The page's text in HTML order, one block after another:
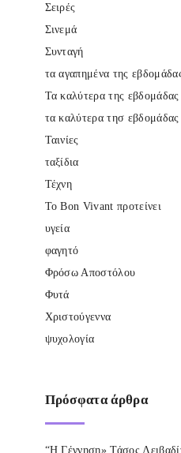
Σειρές
Σινεμά
Συνταγή
τα αγαπημένα της
Τα καλύτερα της εβδομάδας
τα καλύτερα τησ εβδομάδας
Ταινίες
ταξίδια
Τέχνη
Το Bon Vivant προτείνει
υγεία
φαγητό
Φρόσω Αποστόλου
Φυτά
Χριστούγεννα
ψυχολογία
Πρόσφατα άρθρα
“Η Γέννηση» Τάσος